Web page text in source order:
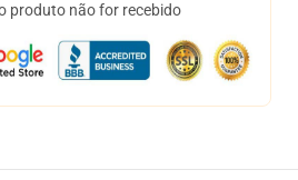
produto não for recebido